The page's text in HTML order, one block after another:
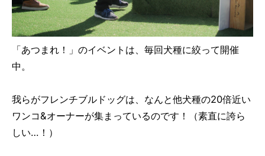
「あつまれ！」のイベントは、毎回犬種に絞って開催
中。
我らがフレンチブルドッグは、なんと他犬種の20倍近い
ワンコ&オーナーが集まっているのです！（素直に誇ら
しい…！）